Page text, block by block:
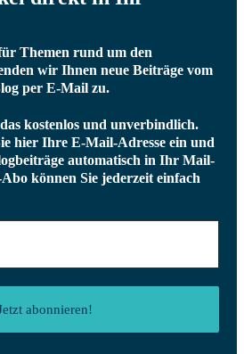
Themen rund um den
wir Ihnen neue Beiträge vom
per E-Mail zu.
kostenlos und unverbindlich.
hier Ihre E-Mail-Adresse ein und
automatisch in Ihr Mail-
können Sie jederzeit einfach